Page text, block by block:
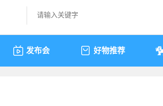
发布会 好物推荐